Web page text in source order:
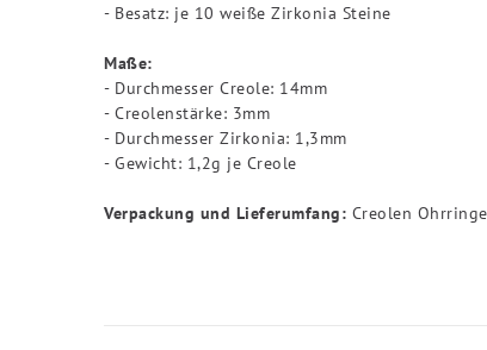
- Besatz: je 10 weiße Zirkonia Steine
Maße:
- Durchmesser Creole: 14mm
- Creolenstärke: 3mm
- Durchmesser Zirkonia: 1,3mm
- Gewicht: 1,2g je Creole
Verpackung und Lieferumfang: Creolen